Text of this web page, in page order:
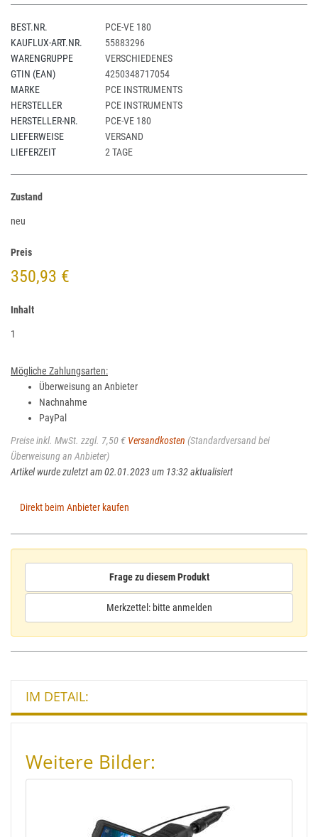
BEST.NR.
PCE-VE 180
KAUFLUX-ART.NR.
55883296
WARENGRUPPE
VERSCHIEDENES
GTIN (EAN)
4250348717054
MARKE
PCE INSTRUMENTS
HERSTELLER
PCE INSTRUMENTS
HERSTELLER-NR.
PCE-VE 180
LIEFERWEISE
VERSAND
LIEFERZEIT
2 TAGE
Zustand
neu
Preis
350,93 €
Inhalt
1
Mögliche Zahlungsarten:
Überweisung an Anbieter
Nachnahme
PayPal
Preise inkl. MwSt. zzgl. 7,50 € Versandkosten (Standardversand bei
Überweisung an Anbieter)
Artikel wurde zuletzt am 02.01.2023 um 13:32 aktualisiert
Direkt beim Anbieter kaufen
Frage zu diesem Produkt
Merkzettel: bitte anmelden
IM DETAIL:
Weitere Bilder: